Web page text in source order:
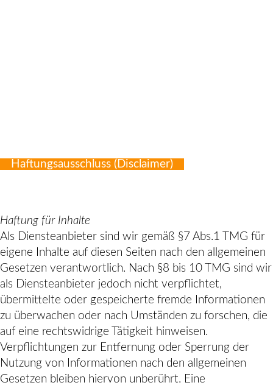
Haftungsausschluss (Disclaimer)
Haftung für Inhalte
Als Diensteanbieter sind wir gemäß §7 Abs.1 TMG für
eigene Inhalte auf diesen Seiten nach den allgemeinen
Gesetzen verantwortlich. Nach §8 bis 10 TMG sind wir
als Diensteanbieter jedoch nicht verpflichtet,
übermittelte oder gespeicherte fremde Informationen
zu überwachen oder nach Umständen zu forschen, die
auf eine rechtswidrige Tätigkeit hinweisen.
Verpflichtungen zur Entfernung oder Sperrung der
Nutzung von Informationen nach den allgemeinen
Gesetzen bleiben hiervon unberührt. Eine